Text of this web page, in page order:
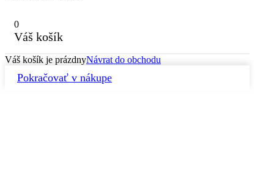
0
Váš košík
Váš košík je prázdnyNávrat do obchodu
Pokračovať v nákupe